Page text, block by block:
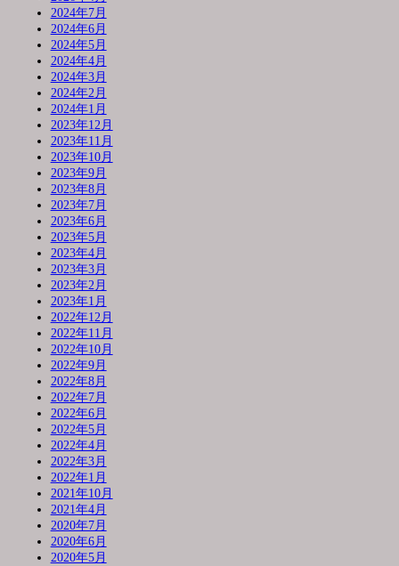
2024年7月
2024年6月
2024年5月
2024年4月
2024年3月
2024年2月
2024年1月
2023年12月
2023年11月
2023年10月
2023年9月
2023年8月
2023年7月
2023年6月
2023年5月
2023年4月
2023年3月
2023年2月
2023年1月
2022年12月
2022年11月
2022年10月
2022年9月
2022年8月
2022年7月
2022年6月
2022年5月
2022年4月
2022年3月
2022年1月
2021年10月
2021年4月
2020年7月
2020年6月
2020年5月